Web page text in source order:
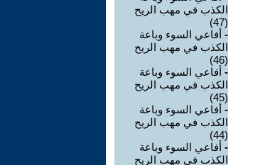
الكذب في مهب الريح
(47)
- أفاعي السوء وباعة
الكذب في مهب الريح
(46)
- أفاعي السوء وباعة
الكذب في مهب الريح
(45)
- أفاعي السوء وباعة
الكذب في مهب الريح
(44)
- أفاعي السوء وباعة
الكذب في مهب الريح